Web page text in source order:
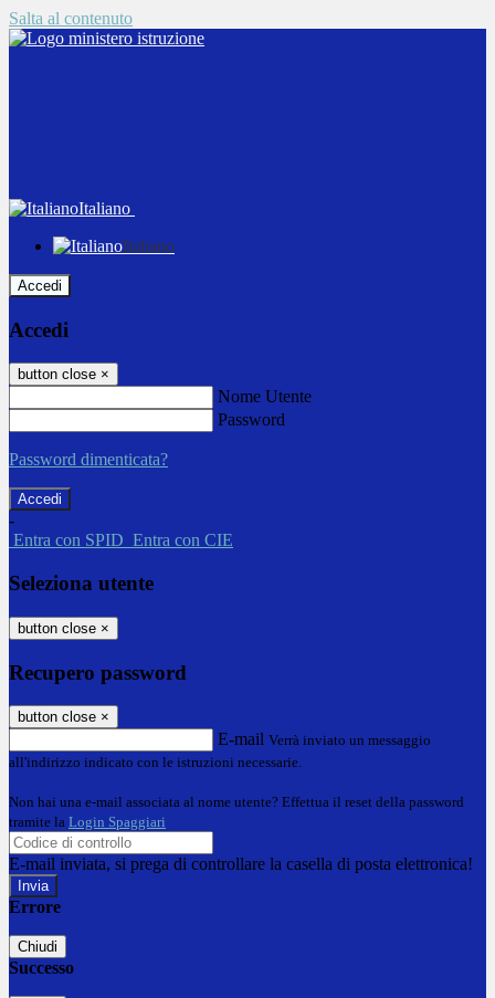
Salta al contenuto
Italiano
Italiano
Accedi
Accedi
button close ×
Nome Utente
Password
Password dimenticata?
-
Entra con SPID Entra con CIE
Seleziona utente
button close ×
Recupero password
button close ×
E-mail Verrà inviato un messaggio
all'indirizzo indicato con le istruzioni necessarie.
Non hai una e-mail associata al nome utente? Effettua il reset della password
tramite la Login Spaggiari
E-mail inviata, si prega di controllare la casella di posta elettronica!
Errore
Chiudi
Successo